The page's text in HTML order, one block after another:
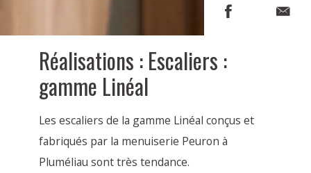
Réalisations : Escaliers :
gamme Linéal
Les escaliers de la gamme Linéal conçus et
fabriqués par la menuiserie Peuron à
Pluméliau sont très tendance.